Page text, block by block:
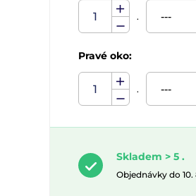
.
Pravé oko:
.
Skladem > 5 .
Objednávky do